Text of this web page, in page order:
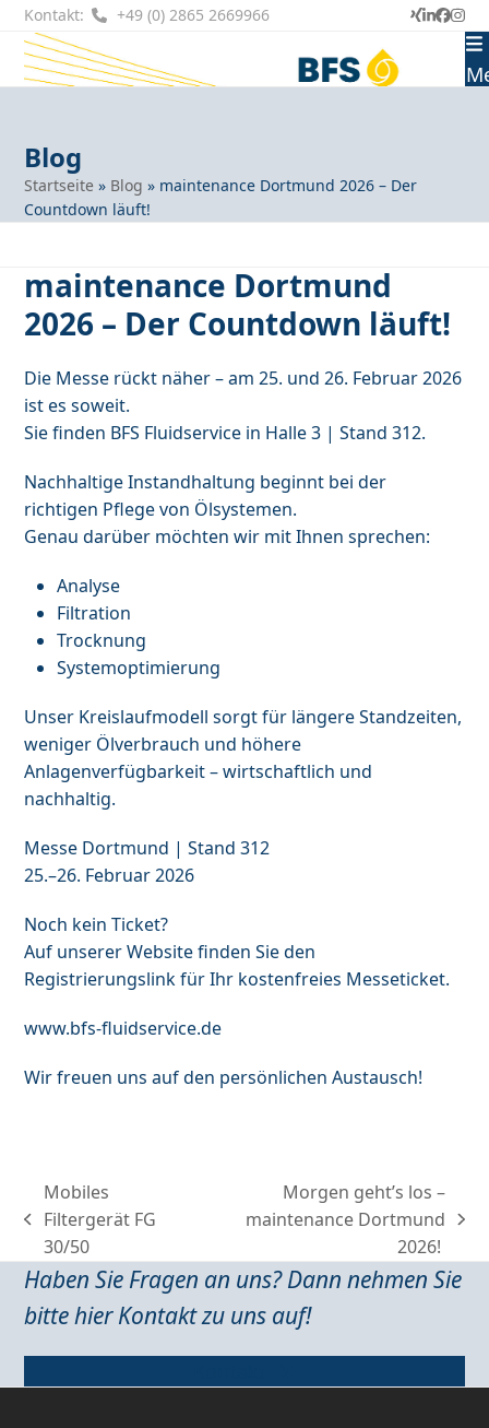
Skip
content
Kontakt: +49 (0) 2865 2669966 Xing
Blog
Startseite » Blog » maintenance Dortmund 2026 – Der
Countdown läuft!
maintenance Dortmund
2026 – Der Countdown läuft!
Die Messe rückt näher – am 25. und 26. Februar 2026
ist es soweit.
Sie finden BFS Fluidservice in Halle 3 | Stand 312.
Nachhaltige Instandhaltung beginnt bei der
richtigen Pflege von Ölsystemen.
Genau darüber möchten wir mit Ihnen sprechen:
Analyse
Filtration
Trocknung
Systemoptimierung
Unser Kreislaufmodell sorgt für längere Standzeiten,
weniger Ölverbrauch und höhere
Anlagenverfügbarkeit – wirtschaftlich und
nachhaltig.
Messe Dortmund | Stand 312
25.–26. Februar 2026
Noch kein Ticket?
Auf unserer Website finden Sie den
Registrierungslink für Ihr kostenfreies Messeticket.
www.bfs-fluidservice.de
Wir freuen uns auf den persönlichen Austausch!
previous
post:
Mobiles
Filtergerät FG
30/50
post:
Morgen geht’s los –
maintenance Dortmund
2026!
Haben Sie Fragen an uns? Dann nehmen Sie
bitte hier Kontakt zu uns auf!